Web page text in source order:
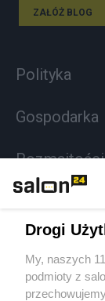
ZAŁÓŻ BLOG
Polityka
Gospodarka
Rozmaitości
Sport
Drogi
My, naszych
podmioty z